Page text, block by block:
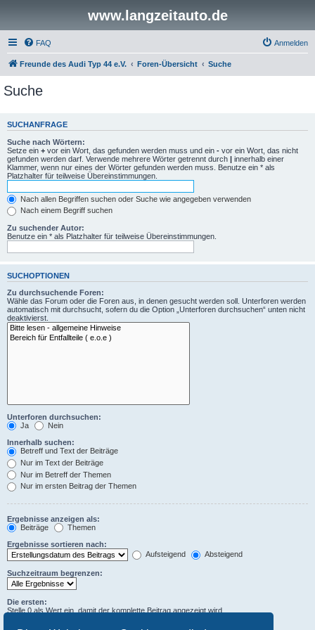
www.langzeitauto.de
FAQ Anmelden
Freunde des Audi Typ 44 e.V. Foren-Übersicht Suche
Suche
SUCHANFRAGE
Suche nach Wörtern:
Setze ein + vor ein Wort, das gefunden werden muss und ein - vor ein Wort, das nicht
gefunden werden darf. Verwende mehrere Wörter getrennt durch | innerhalb einer
Klammer, wenn nur eines der Wörter gefunden werden muss. Benutze ein * als
Platzhalter für teilweise Übereinstimmungen.
Nach allen Begriffen suchen oder Suche wie angegeben verwenden
Nach einem Begriff suchen
Zu suchender Autor:
Benutze ein * als Platzhalter für teilweise Übereinstimmungen.
SUCHOPTIONEN
Zu durchsuchende Foren:
Wähle das Forum oder die Foren aus, in denen gesucht werden soll. Unterforen werden
automatisch mit durchsucht, sofern du die Option „Unterforen durchsuchen“ unten nicht
deaktivierst.
Unterforen durchsuchen:
Ja
Nein
Innerhalb suchen:
Betreff und Text der Beiträge
Nur im Text der Beiträge
Nur im Betreff der Themen
Nur im ersten Beitrag der Themen
Ergebnisse anzeigen als:
Beiträge
Themen
Ergebnisse sortieren nach:
Aufsteigend
Absteigend
Suchzeitraum begrenzen:
Die ersten:
Stelle 0 als Wert ein, damit der komplette Beitrag angezeigt wird.